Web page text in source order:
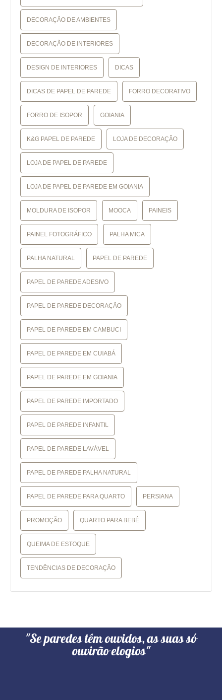
DECORAÇÃO DE AMBIENTES
DECORAÇÃO DE INTERIORES
DESIGN DE INTERIORES DICAS
DICAS DE PAPEL DE PAREDE FORRO DECORATIVO
FORRO DE ISOPOR GOIANIA
K&G PAPEL DE PAREDE LOJA DE DECORAÇÃO
LOJA DE PAPEL DE PAREDE
LOJA DE PAPEL DE PAREDE EM GOIANIA
MOLDURA DE ISOPOR MOOCA PAINEIS
PAINEL FOTOGRÁFICO PALHA MICA
PALHA NATURAL PAPEL DE PAREDE
PAPEL DE PAREDE ADESIVO
PAPEL DE PAREDE DECORAÇÃO
PAPEL DE PAREDE EM CAMBUCI
PAPEL DE PAREDE EM CUIABÁ
PAPEL DE PAREDE EM GOIANIA
PAPEL DE PAREDE IMPORTADO
PAPEL DE PAREDE INFANTIL
PAPEL DE PAREDE LAVÁVEL
PAPEL DE PAREDE PALHA NATURAL
PAPEL DE PAREDE PARA QUARTO PERSIANA
PROMOÇÃO QUARTO PARA BEBÊ
QUEIMA DE ESTOQUE
TENDÊNCIAS DE DECORAÇÃO
"Se paredes têm ouvidos, as suas só
ouvirão elogios"